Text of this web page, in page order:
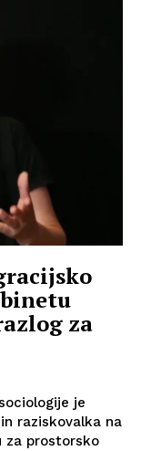
za
je
raziskovalka na
za prostorsko